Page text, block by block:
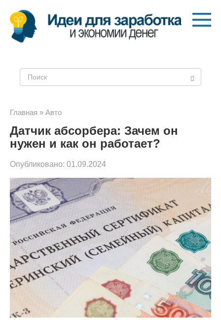
Перейти
контенту
Главная » Авто
Датчик абсорбера: Зачем он
нужен и как он работает?
Опубликовано: 01.09.2024